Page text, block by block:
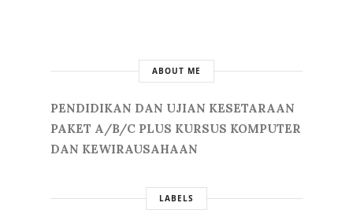
ABOUT ME
PENDIDIKAN DAN UJIAN KESETARAAN
PAKET A/B/C PLUS KURSUS KOMPUTER
DAN KEWIRAUSAHAAN
LABELS